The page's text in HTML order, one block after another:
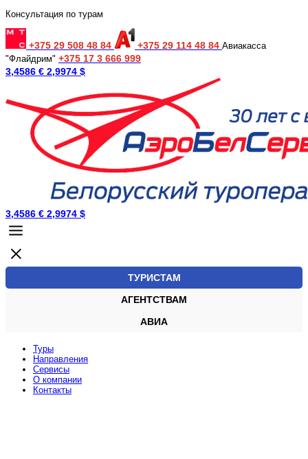
Консультация по турам
+375 29 508 48 84 +375 29 114 48 84 Авиакасса
"Флайдрим" +375 17 3 666 999
3,4586 € 2,9974 $
3,4586 € 2,9974 $
ТУРИСТАМ
АГЕНТСТВАМ
АВИА
Туры
Направления
Сервисы
O компании
Контакты